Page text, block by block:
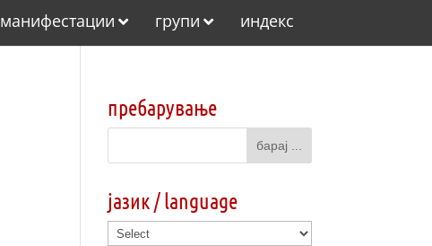
манифестации групи индекс
пребарување
јазик / language